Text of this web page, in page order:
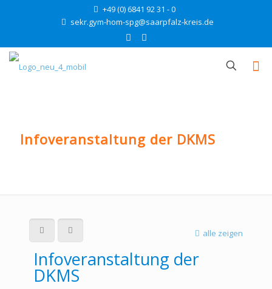
+49 (0) 6841 92 31 - 0
sekr.gym-hom-spg@saarpfalz-kreis.de
Infoveranstaltung der DKMS
alle zeigen
Infoveranstaltung der
DKMS